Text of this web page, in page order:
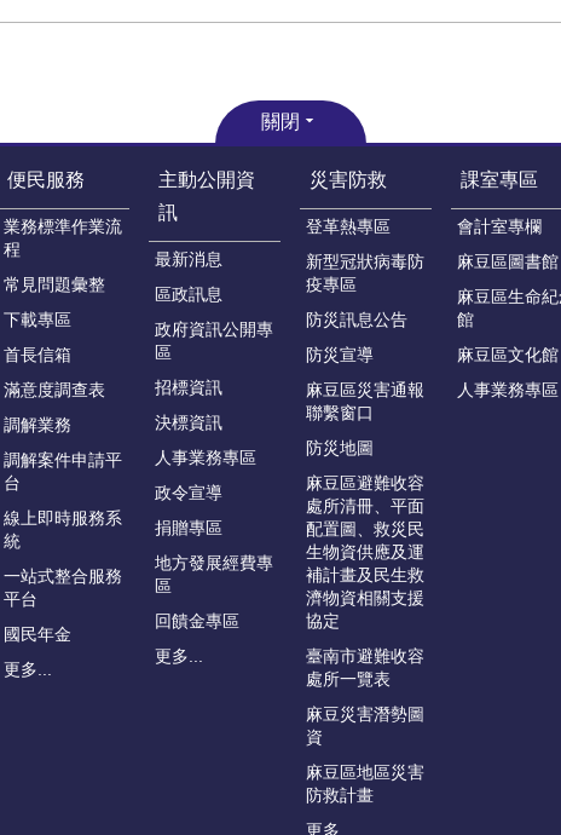
關閉
便民服務
業務標準作業流
程
常見問題彙整
下載專區
首長信箱
滿意度調查表
調解業務
調解案件申請平
台
線上即時服務系
統
一站式整合服務
平台
國民年金
更多...
主動公開資
訊
最新消息
區政訊息
政府資訊公開專
區
招標資訊
決標資訊
人事業務專區
政令宣導
捐贈專區
地方發展經費專
區
回饋金專區
更多...
災害防救
登革熱專區
新型冠狀病毒防
疫專區
防災訊息公告
防災宣導
麻豆區災害通報
聯繫窗口
防災地圖
麻豆區避難收容
處所清冊、平面
配置圖、救災民
生物資供應及運
補計畫及民生救
濟物資相關支援
協定
臺南市避難收容
處所一覽表
麻豆災害潛勢圖
資
麻豆區地區災害
防救計畫
更多...
課室專區
會計室專欄
麻豆區圖書館
麻豆區生命
館
麻豆區文化館
人事業務專區